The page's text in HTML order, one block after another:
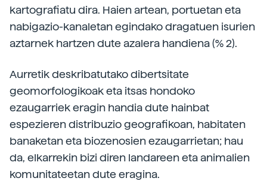
kartografiatu dira. Haien artean, portuetan eta
nabigazio-kanaletan egindako dragatuen isurien
aztarnek hartzen dute azalera handiena (% 2).
Aurretik deskribatutako dibertsitate
geomorfologikoak eta itsas hondoko
ezaugarriek eragin handia dute hainbat
espezieren distribuzio geografikoan, habitaten
banaketan eta biozenosien ezaugarrietan; hau
da, elkarrekin bizi diren landareen eta animalien
komunitateetan dute eragina.